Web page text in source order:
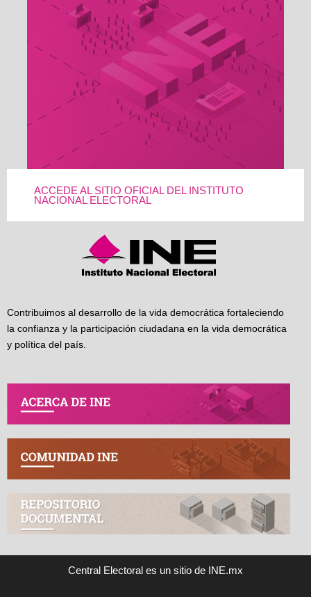
ACCEDE AL SITIO OFICIAL DEL INSTITUTO
NACIONAL ELECTORAL
Contribuimos al desarrollo de la vida democrática fortaleciendo
la confianza y la participación ciudadana en la vida democrática
y política del país.
Central Electoral es un sitio de INE.mx